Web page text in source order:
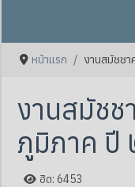
หน้าแรก งานสมัชช
งานสมัชช
ภูมิภาค ปี
ฮิต: 6453